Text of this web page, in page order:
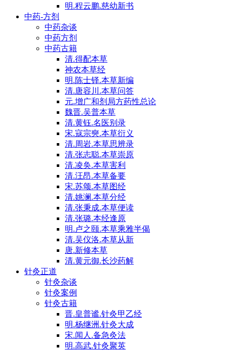
明.程云鹏.慈幼新书
中药-方剂
中药杂谈
中药方剂
中药古籍
清.得配本草
神农本草经
明.陈士铎.本草新编
清.唐容川.本草问答
元.增广和剂局方药性总论
魏晋.吴普本草
清.黄钰.名医别录
宋.寇宗奭.本草衍义
清.周岩.本草思辨录
清.张志聪.本草崇原
清.凌奂.本草害利
清.汪昂.本草备要
宋.苏颂.本草图经
清.姚澜.本草分经
清.张秉成.本草便读
清.张璐.本经逢原
明.卢之颐.本草乘雅半偈
清.吴仪洛.本草从新
唐.新修本草
清.黄元御.长沙药解
针灸正道
针灸杂谈
针灸案例
针灸古籍
晋.皇普谧.针灸甲乙经
明.杨继洲.针灸大成
宋.闻人.备急灸法
明.高武.针灸聚英